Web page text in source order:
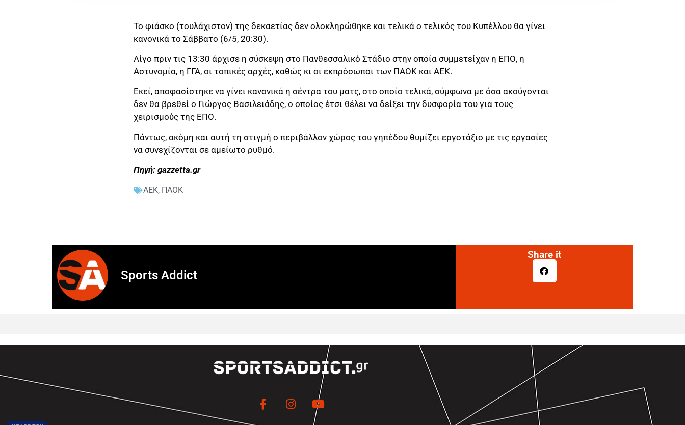
Το φιάσκο (τουλάχιστον) της δεκαετίας δεν ολοκληρώθηκε και τελικά ο τελικός του Κυπέλλου θα γίνει
κανονικά το Σάββατο (6/5, 20:30).
Λίγο πριν τις 13:30 άρχισε η σύσκεψη στο Πανθεσσαλικό Στάδιο στην οποία συμμετείχαν η ΕΠΟ, η
Αστυνομία, η ΓΓΑ, οι τοπικές αρχές, καθώς κι οι εκπρόσωποι των ΠΑΟΚ και ΑΕΚ.
Εκεί, αποφασίστηκε να γίνει κανονικά η σέντρα του ματς, στο οποίο τελικά, σύμφωνα με όσα ακούγονται
δεν θα βρεθεί ο Γιώργος Βασιλειάδης, ο οποίος έτσι θέλει να δείξει την δυσφορία του για τους
χειρισμούς της ΕΠΟ.
Πάντως, ακόμη και αυτή τη στιγμή ο περιβάλλον χώρος του γηπέδου θυμίζει εργοτάξιο με τις εργασίες
να συνεχίζονται σε αμείωτο ρυθμό.
Πηγή: gazzetta.gr
ΑΕΚ, ΠΑΟΚ
Sports Addict
Share it